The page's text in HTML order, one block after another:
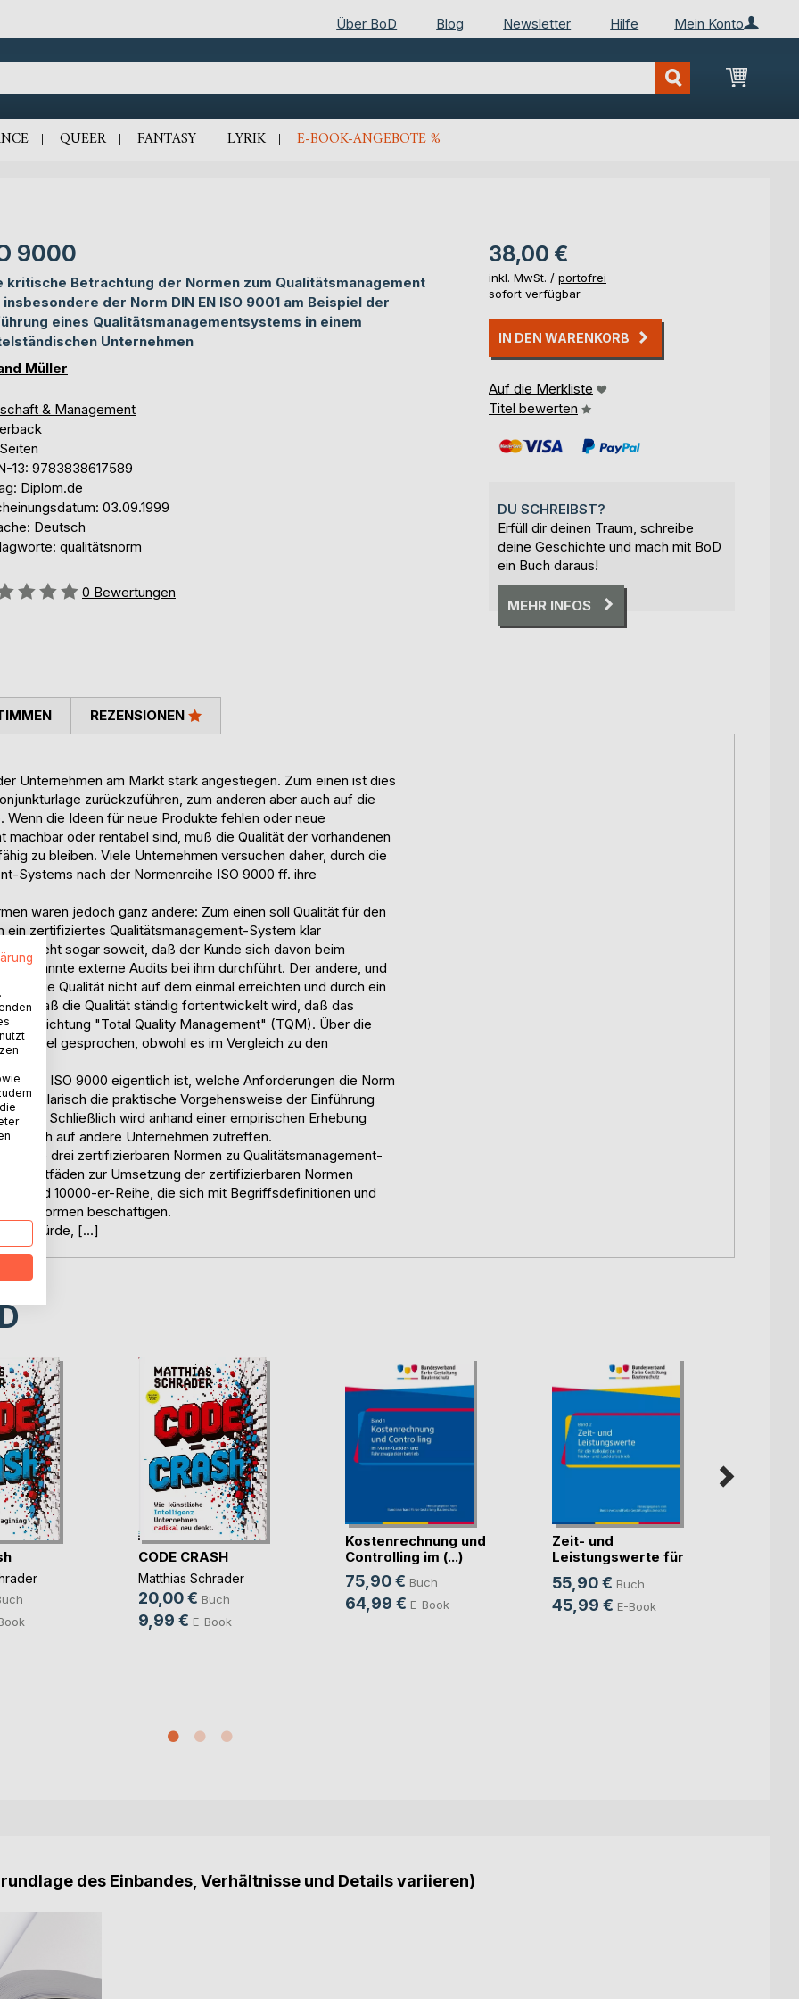
Mein Konto
Über BoD Blog Newsletter Hilfe
Mein
QUEER FANTASY LYRIK E-BOOK-ANGEBOTE %
9000
kritische Betrachtung der Normen zum Qualitätsmanagement
insbesondere der Norm DIN EN ISO 9001 am Beispiel der
eines Qualitätsmanagementsystems in einem
Unternehmen
Müller
& Management
13: 9783838617589
Diplom.de
03.09.1999
Deutsch
qualitätsnorm
0 Bewertungen
38,00 €
inkl. MwSt. / portofrei
sofort verfügbar
IN DEN WARENKORB
Auf die Merkliste
Titel bewerten
DU SCHREIBST?
Erfüll dir deinen Traum, schreibe
deine Geschichte und mach mit BoD
ein Buch daraus!
MEHR INFOS
Unternehmen am Markt stark angestiegen. Zum einen ist dies
zurückzuführen, zum anderen aber auch auf die
die Ideen für neue Produkte fehlen oder neue
machbar oder rentabel sind, muß die Qualität der vorhandenen
zu bleiben. Viele Unternehmen versuchen daher, durch die
Systems nach der Normenreihe ISO 9000 ff. ihre
waren jedoch ganz andere: Zum einen soll Qualität für den
ein zertifiziertes Qualitätsmanagement-System klar
geht sogar soweit, daß der Kunde sich davon beim
externe Audits bei ihm durchführt. Der andere, und
die Qualität nicht auf dem einmal erreichten und durch ein
daß die Qualität ständig fortentwickelt wird, daß das
in Richtung "Total Quality Management" (TQM). Über die
viel gesprochen, obwohl es im Vergleich zu den
was ISO 9000 eigentlich ist, welche Anforderungen die Norm
die praktische Vorgehensweise der Einführung
Schließlich wird anhand einer empirischen Erhebung
auch auf andere Unternehmen zutreffen.
die drei zertifizierbaren Normen zu Qualitätsmanagement-
Leitfäden zur Umsetzung der zertifizierbaren Normen
er und 10000-er-Reihe, die sich mit Begriffsdefinitionen und
Normen beschäftigen.
würde, […]
REZENSIONEN
CODE CRASH
Matthias Schrader
20,00 € Buch
9,99 € E-Book
Kostenrechnung und
Controlling im (...)
75,90 € Buch
64,99 € E-Book
Zeit- und
Leistungswerte für
die K(...)
55,90 € Buch
45,99 € E-Book
des Einbandes, Verhältnisse und Details variieren)